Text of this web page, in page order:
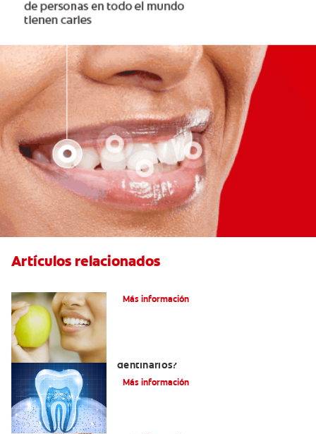
Artículos relacionados
Más información
dentinarios?
Más información